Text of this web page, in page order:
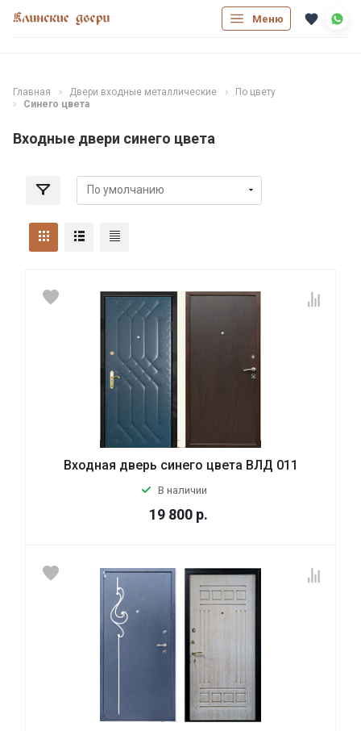
Меню
Главная Двери входные металлические
По цвету
Синего цвета
Входные двери синего цвета
Входная дверь синего цвета ВЛД 011
В наличии
19 800 р.